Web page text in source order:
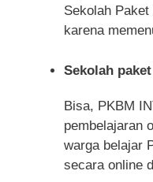
Sekolah
karena
Sekolah
Bisa, PKBM
pembelajaran
warga belajar
secara online